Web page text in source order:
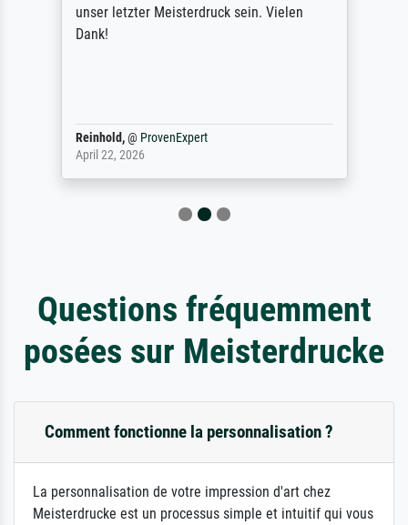
unser letzter Meisterdruck sein. Vielen
Dank!
Reinhold,@ ProvenExpert
April 22, 2026
Questions fréquemment
posées sur Meisterdrucke
Comment fonctionne la personnalisation ?
La personnalisation de votre impression d'art chez
Meisterdrucke est un processus simple et intuitif qui vous